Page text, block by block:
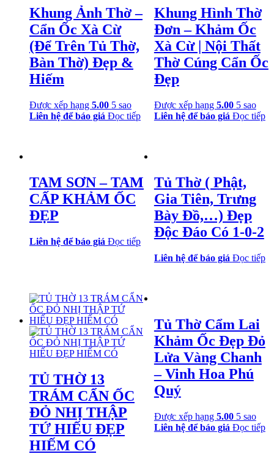
Khung Ảnh Thờ –
Cẩn Ốc Xà Cừ
(Để Trên Tủ Thờ,
Bàn Thờ) Đẹp &
Hiếm
Được xếp hạng 5.00 5 sao
Liên hệ để báo giá Đọc tiếp
Khung Hình Thờ
Đơn – Khảm Ốc
Xà Cừ | Nội Thất
Thờ Cúng Cẩn Ốc
Đẹp
Được xếp hạng 5.005 sao
Liên hệ để báo giá Đọc tiếp
TAM SƠN – TAM
CẤP KHẢM ỐC
ĐẸP
Liên hệ để báo giá Đọc tiếp
Tủ Thờ ( Phật,
Gia Tiên, Trưng
Bày Đồ,…) Đẹp
Độc Đáo Có 1-0-2
Liên hệ để báo giá Đọc tiếp
TỦ THỜ 13
TRÁM CẨN ỐC
ĐỎ NHỊ THẬP
TỨ HIẾU ĐẸP
HIẾM CÓ
Tủ Thờ Cẩm Lai
Khảm Ốc Đẹp Đỏ
Lửa Vàng Chanh
– Vinh Hoa Phú
Quý
Được xếp hạng 5.005 sao
Liên hệ để báo giá Đọc tiếp